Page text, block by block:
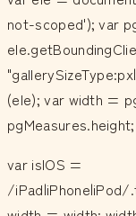
not-scoped'); var
(ele); var width =
pgMeasures.height;
var isIOS =
/iPad|iPhone|iPod/